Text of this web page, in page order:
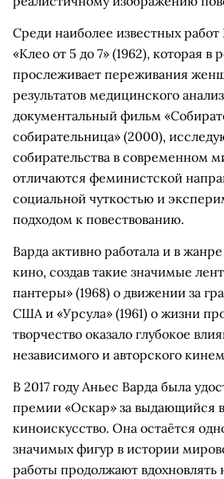
Среди наиболее известных
«Клео от 5 до 7» (1962), которая
прослеживает переживания
результатов медицинского
документальный фильм
собирательница» (2000),
собирательства в современном
отличаются феминистской
социальной чуткостью и
подходом к повествованию.
Варда активно работала и в
кино, создав такие значимые
пантеры» (1968) о движении за
США и «Урсула» (1961) о жизни
творчество оказало глубокое
независимого и авторского
В 2017 году Аньес Варда была
премии «Оскар» за выдающийся
киноискусство. Она остаётся
значимых фигур в истории
работы продолжают вдохновлять